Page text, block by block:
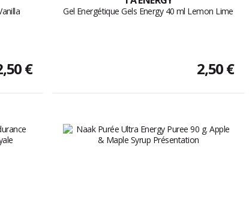
€
Gel Energétique Gels Energy 40 ml Lemon Lime
2,50 €